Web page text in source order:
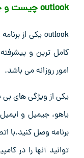
outlook چیست و چه کاری انجام می دهد ؟
کامل ترین و
امور روزانه می باشد.
یاهو، جیمیل و